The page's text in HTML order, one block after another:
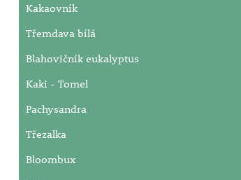
Kakaovník
Třemdava bílá
Blahovičník eukalyptus
Kaki - Tomel
Pachysandra
Třezalka
Bloombux